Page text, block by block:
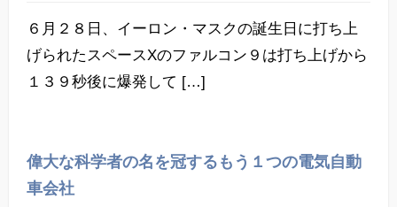
６月２８日、イーロン・マスクの誕生日に打ち上
げられたスペースXのファルコン９は打ち上げから
１３９秒後に爆発して […]
偉大な科学者の名を冠するもう１つの電気自動
車会社